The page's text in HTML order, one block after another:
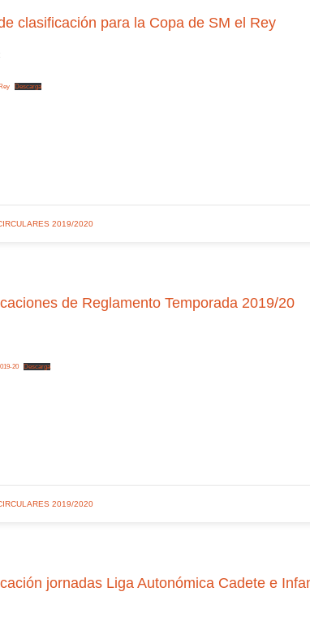
clasificación para la Copa de SM el Rey
Descarga
2019/2020
de Reglamento Temporada 2019/20
20 Descarga
2019/2020
jornadas Liga Autonómica Cadete e